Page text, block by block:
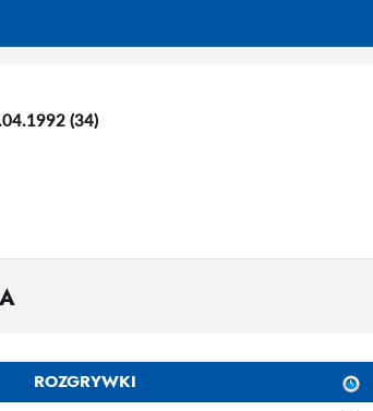
(34)
ROZGRYWKI